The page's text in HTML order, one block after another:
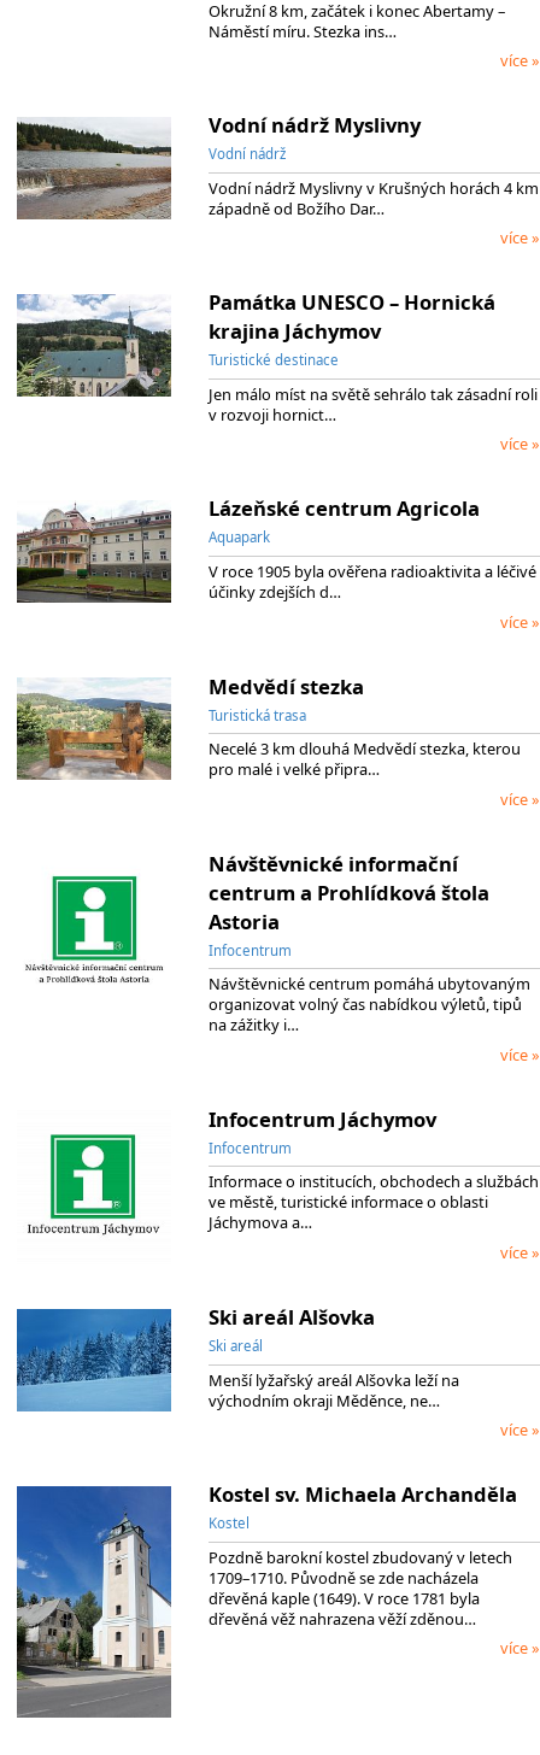
Okružní 8 km, začátek i konec Abertamy –
Náměstí míru. Stezka ins…
více »
Vodní nádrž Myslivny
Vodní nádrž
Vodní nádrž Myslivny v Krušných horách 4 km
západně od Božího Dar…
více »
Památka UNESCO – Hornická
krajina Jáchymov
Turistické destinace
Jen málo míst na světě sehrálo tak zásadní roli
v rozvoji hornict…
více »
Lázeňské centrum Agricola
Aquapark
V roce 1905 byla ověřena radioaktivita a léčivé
účinky zdejších d…
více »
Medvědí stezka
Turistická trasa
Necelé 3 km dlouhá Medvědí stezka, kterou
pro malé i velké připra…
více »
Návštěvnické informační
centrum a Prohlídková štola
Astoria
Infocentrum
Návštěvnické centrum pomáhá ubytovaným
organizovat volný čas nabídkou výletů, tipů
na zážitky i…
více »
Infocentrum Jáchymov
Infocentrum
Informace o institucích, obchodech a službách
ve městě, turistické informace o oblasti
Jáchymova a…
více »
Ski areál Alšovka
Ski areál
Menší lyžařský areál Alšovka leží na
východním okraji Měděnce, ne…
více »
Kostel sv. Michaela Archanděla
Kostel
Pozdně barokní kostel zbudovaný v letech
1709–1710. Původně se zde nacházela
dřevěná kaple (1649). V roce 1781 byla
dřevěná věž nahrazena věží zděnou…
více »